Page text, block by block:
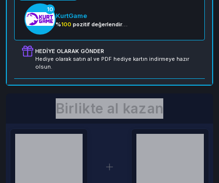
10
KurtGame
%100 pozitif değerlendirme
HEDIYE OLARAK GÖNDER
Hediye olarak satın al ve PDF hediye kartın indirmeye hazır
olsun.
Birlikte al kazan